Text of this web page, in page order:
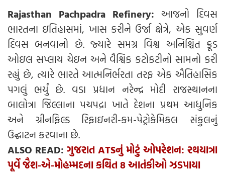
Rajasthan Pachpadra Refinery: આજનો દિવસ
ભારતના ઇતિહાસમાં, ખાસ કરીને ઉર્જા ક્ષેત્રે, એક સુવર્ણ
દિવસ બનવાનો છે. જ્યારે સમગ્ર વિશ્વ અનિશ્ચિત ક્રૂડ
ઓઇલ સપ્લાય ચેઇન અને વૈશ્વિક કટોકટીનો સામનો કરી
રહ્યું છે, ત્યારે ભારતે આત્મનિર્ભરતા તરફ એક ઐતિહાસિક
પગલું ભર્યું છે. વડા પ્રધાન નરેન્દ્ર મોદી રાજસ્થાનના
બાલોત્રા જિલ્લાના પચપદ્રા ખાતે દેશના પ્રથમ આધુનિક
અને ગ્રીનફિલ્ડ રિફાઇનરી-કમ-પેટ્રોકેમિકલ સંકુલનું
ઉદ્ઘાટન કરવાના છે.
ALSO READ: ગુજરાત ATSનું મોટું ઓપરેશન: રથયાત્રા
પૂર્વે જૈશ-એ-મોહમ્મદના કથિત 8 આતંકીઓ ઝડપાયા